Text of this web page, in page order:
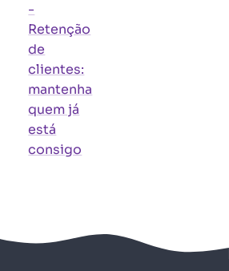
-
Retenção
de
clientes:
mantenha
quem já
está
consigo